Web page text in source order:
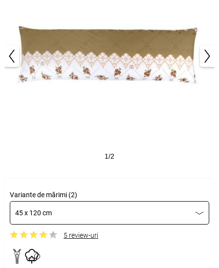
1/2
Variante de mărimi (2)
45 x 120 cm
5 review-uri